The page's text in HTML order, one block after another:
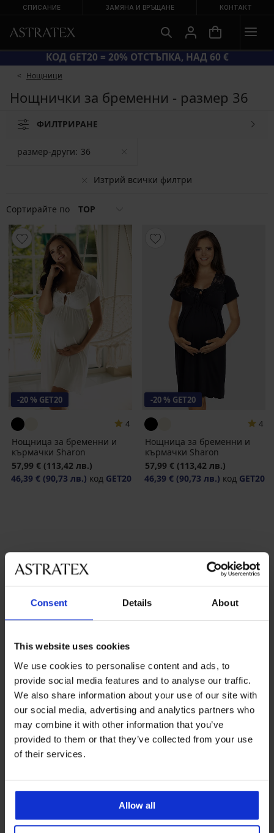
Consent Details About
This website uses cookies
We use cookies to personalise content and ads, to
provide social media features and to analyse our traffic.
We also share information about your use of our site with
our social media, advertising and analytics partners who
may combine it with other information that you’ve
provided to them or that they’ve collected from your use
of their services.
Allow all
СПИСАНИЕ ЗАМЯНА И ВРЪЩАНЕ КОНТАКТ
ЛЯТНА РАЗПРОДАЖБА ДО −70 %
Hощници
Нощнички за бременни - размер 36
ФИЛТРИРАНЕ
Изтрий всички филтри
размер-други: 36
Сортирайте по TOP
-20 % GET20
4
Нощница за бременни и
кърмачки Sharon
57,99 € (113,42 лв.)
46,39 € (90,73 лв.) код GET20
-20 % GET20
4
Нощница за бременни и
кърмачки Sharon
57,99 € (113,42 лв.)
46,39 € (90,73 лв.) код GET20
Най-популярните марки
Най-често избираните цветове
Най-често избираните размери
S M XXL
8 % от покупката